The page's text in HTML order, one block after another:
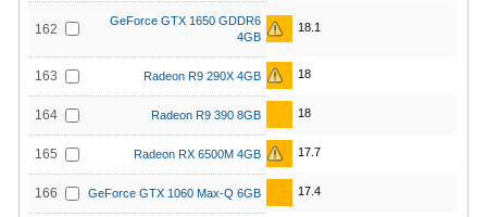
162
GeForce GTX 1650 GDDR6
4GB
18.1
163 Radeon R9 290X 4GB 18
164 Radeon R9 390 8GB 18
165 Radeon RX 6500M 4GB 17.7
166 GeForce GTX 1060 Max-Q 6GB 17.4